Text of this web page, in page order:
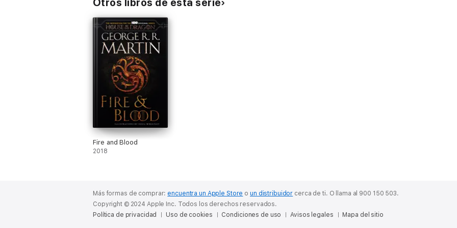
Otros libros de esta serie
Fire and Blood
2018
Más formas de comprar: encuentra un Apple Store oun distribuidor cerca de ti. O llama al 900 150 503.
Copyright © 2024 Apple Inc. Todos los derechos reservados.
Política de privacidad
Uso de cookies Condiciones de uso Avisos legales Mapa del sitio